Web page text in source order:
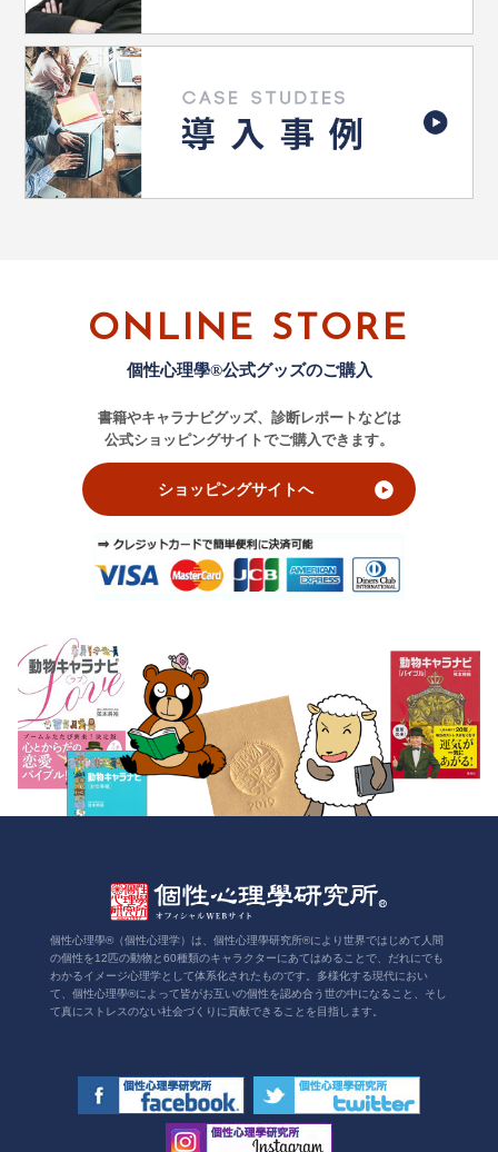
ONLINE STORE
個性心理學®公式グッズのご購入
書籍やキャラナビグッズ、診断レポートなどは
公式ショッピングサイトでご購入できます。
ショッピングサイトへ
個性心理學®（個性心理学）は、個性心理學研究所®により世界ではじめて人間
の個性を12匹の動物と60種類のキャラクターにあてはめることで、だれにでも
わかるイメージ心理学として体系化されたものです。多様化する現代におい
て、個性心理學®によって皆がお互いの個性を認め合う世の中になること、そし
て真にストレスのない社会づくりに貢献できることを目指します。